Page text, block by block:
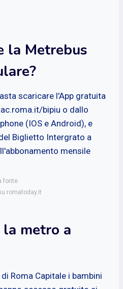
la Metrebus
scaricare l'App gratuita
bipiu o dallo
(IOS e Android), e
Biglietto Intergrato a
mensile
fonte
romatoday.it
metro a
Roma Capitale i bambini